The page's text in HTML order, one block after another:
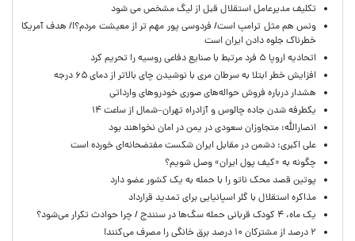
تکلیف مدیرعامل استقلال قبل از لیگ مشخص می شود
ونس هم مثل ترامپ است/ فردوسی پور مهم تر از معیشت مردم؟!/ هدف آمریکا
خطرناک جلوه دادن ایران است
اتحادیه اروپا ۵ فرد مرتبط با صنایع دفاعی روسیه را تحریم کرد
افزایش خطر ابتلا به سرطان مری با نوشیدن چای بالاتر از دمای ۶۵ درجه
هشدار درباره فروش حواله‌های صوری خودروهای وارداتی
یکطرفه شدن جاده چالوس و آزادراه تهران–شمال از ساعت ۱۴
انصارالله: متجاوزان سعودی در یمن در امان نخواهند بود
علی اکبری: دشمن در مقابل ایران شکست مفتضحانه‌ای خورده است
چگونه به «کیف پول ایران» وصل شویم؟
پوتین قصد محک ناتو را با حمله به یک کشور عضو دارد
مذاکره استقلال با گلر اسپانیایی برای تمدید قرارداد
یک ماه، ۴ کودک قربانی حمله سگ‌ها در سنندج / چرا حوادث تکرار می‌شود؟
۲ درصد از مشترکان ۱۰ درصد برق خانگی را مصرف می‌کنند!